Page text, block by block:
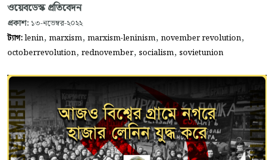
ওয়েবডেস্ক প্রতিবেদন
প্রকাশ: ১৩-নভেম্বর-২০২২
ট্যাগ:lenin, marxism, marxism-leninism, november revolution,
octoberrevolution, rednovember, socialism, sovietunion